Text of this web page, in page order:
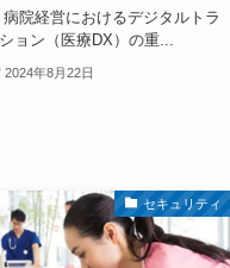
院経営におけるデジタルトラ
ョン（医療DX）の重...
2024年8月22日
セキュリティ